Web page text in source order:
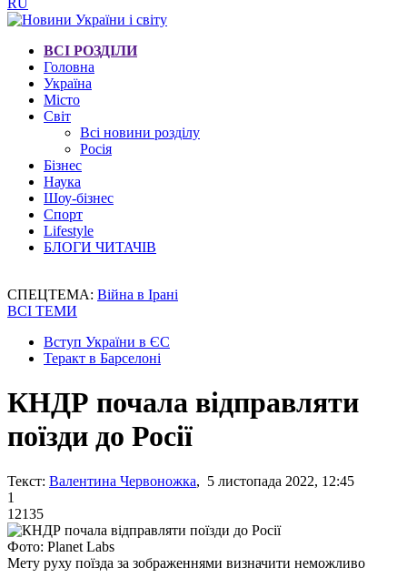
RU
ВСІ РОЗДІЛИ
Головна
Україна
Місто
Світ
Всі новини розділу
Росія
Бізнес
Наука
Шоу-бізнес
Спорт
Lifestyle
БЛОГИ ЧИТАЧІВ
СПЕЦТЕМА: Війна в Ірані
ВСІ ТЕМИ
Вступ України в ЄС
Теракт в Барселоні
КНДР почала відправляти
поїзди до Росії
Текст: Валентина Червоножка, 5 листопада 2022, 12:45
1
12135
Фото: Planet Labs
Мету руху поїзда за зображеннями визначити неможливо